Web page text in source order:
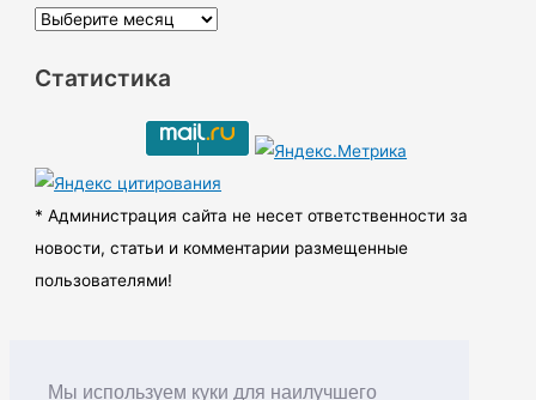
Мы используем куки для наилучшего
А
х
ы
Статистика
* Администрация сайта не несет ответственности за
новости, статьи и комментарии размещенные
пользователями!